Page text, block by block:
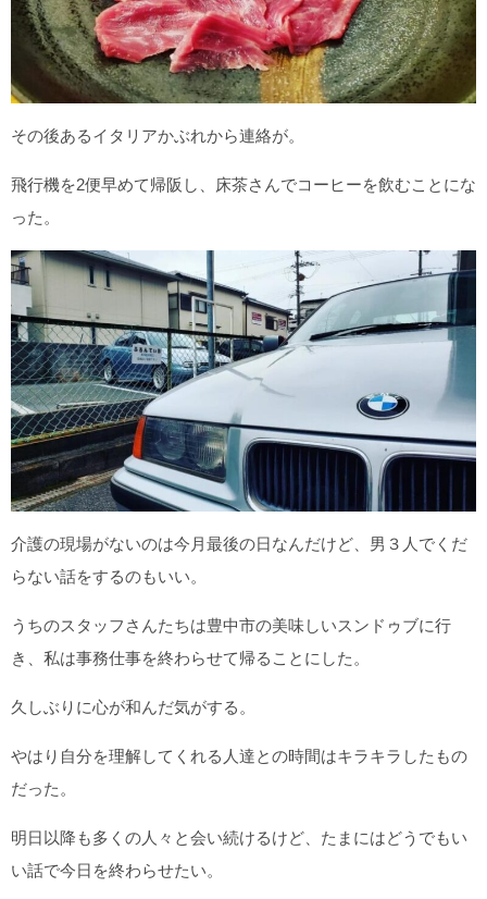
その後あるイタリアかぶれから連絡が。
飛行機を2便早めて帰阪し、床茶さんでコーヒーを飲むことにな
った。
介護の現場がないのは今月最後の日なんだけど、男３人でくだ
らない話をするのもいい。
うちのスタッフさんたちは豊中市の美味しいスンドゥブに行
き、私は事務仕事を終わらせて帰ることにした。
久しぶりに心が和んだ気がする。
やはり 自分を理解してくれる人達との時間はキラキラしたもの
だった。
明日以降も多くの人々と会い続けるけど、たまにはどうでもい
い話で今日を終わらせたい。